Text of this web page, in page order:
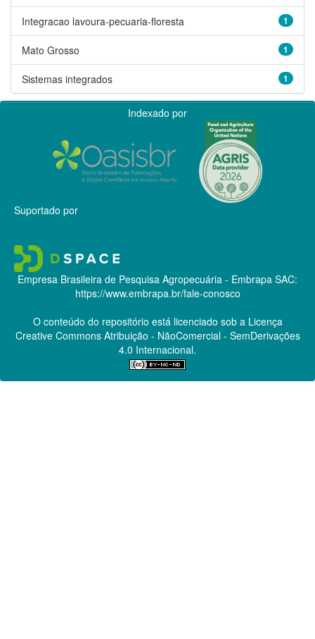
1
Integracao lavoura-pecuaria-floresta
1
Mato Grosso
1
Sistemas integrados
Indexado por
Suportado por
Empresa Brasileira de Pesquisa Agropecuária - Embrapa SAC:
https://www.embrapa.br/fale-conosco
O conteúdo do repositório está licenciado sob a Licença
Creative CommonsAtribuição - NãoComercial - SemDerivações
4.0 Internacional.